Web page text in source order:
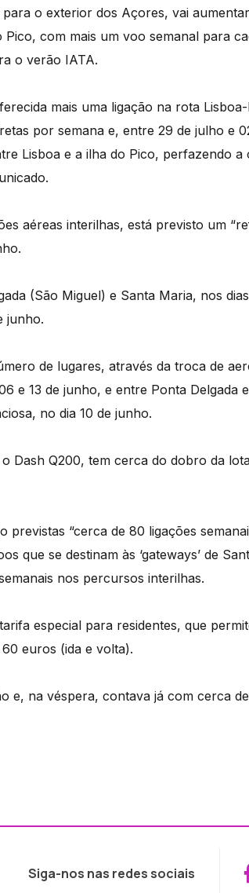
o exterior dos Açores, vai
com mais um voo semanal para
o verão IATA.
mais uma ligação na rota
por semana e, entre 29 de julho e
Lisboa e a ilha do Pico, perfazendo a
aéreas interilhas, está previsto um
(São Miguel) e Santa Maria, nos
junho.
de lugares, através da troca de
e 13 de junho, e entre Ponta Delgada
no dia 10 de junho.
Dash Q200, tem cerca do dobro da
previstas “cerca de 80 ligações
que se destinam às ‘gateways’ de
nos percursos interilhas.
especial para residentes, que
euros (ida e volta).
e, na véspera, contava já com cerca
Siga-nos nas redes sociais